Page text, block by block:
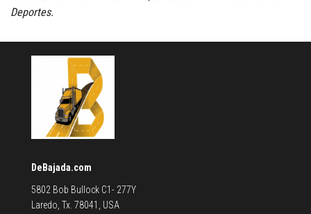
Deportes.
DeBajada.com
5802 Bob Bullock C1- 277Y
Laredo, Tx. 78041, USA